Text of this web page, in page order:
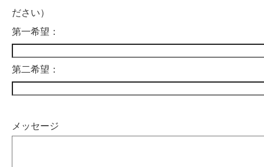
ださい）
第一希望：
第二希望：
メッセージ